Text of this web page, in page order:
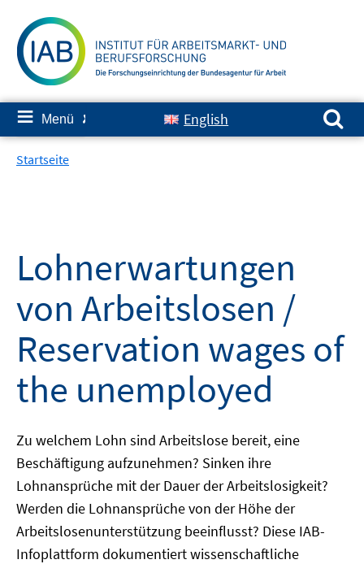
zum
Inhalt
≡ Menü ✘ English
Suchen nach:
Startseite
Lohnerwartungen
von Arbeitslosen /
Reservation wages of
the unemployed
Zu welchem Lohn sind Arbeitslose bereit, eine
Beschäftigung aufzunehmen? Sinken ihre
Lohnansprüche mit der Dauer der Arbeitslosigkeit?
Werden die Lohnansprüche von der Höhe der
Arbeitslosenunterstützung beeinflusst? Diese IAB-
Infoplattform dokumentiert wissenschaftliche